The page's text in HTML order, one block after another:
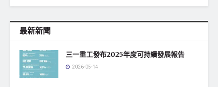
最新新聞
三一重工發布2025年度可持續發展報告
2026-05-14